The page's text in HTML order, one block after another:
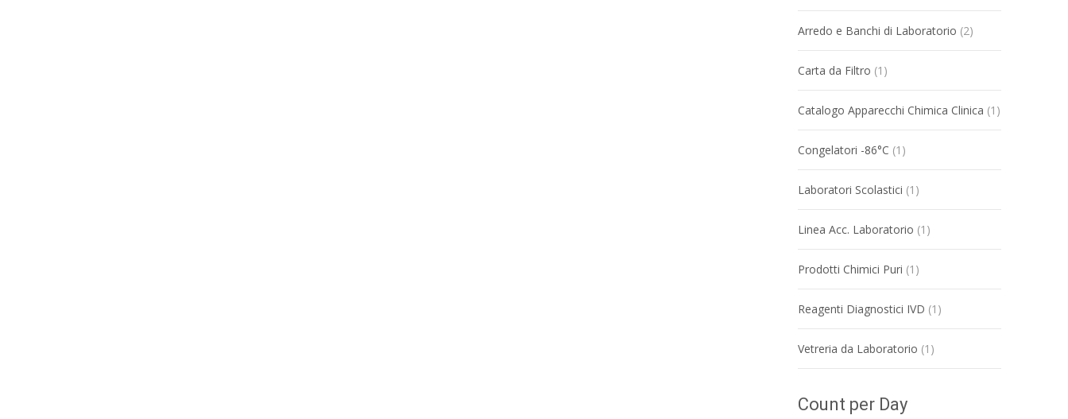
Arredo e Banchi di Laboratorio (2)
Carta da Filtro (1)
Catalogo Apparecchi Chimica Clinica (1)
Congelatori -86°C (1)
Laboratori Scolastici (1)
Linea Acc. Laboratorio (1)
Prodotti Chimici Puri (1)
Reagenti Diagnostici IVD (1)
Vetreria da Laboratorio (1)
Count per Day